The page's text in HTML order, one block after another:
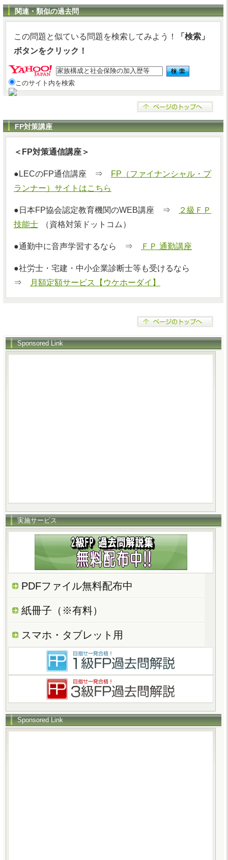
関連・類似の過去問
この問題と似ている問題を検索してみよう！
「検索」
ボタンをクリック！
このサイト内を検索
FP対策講座
＜FP対策通信講座＞
●LECのFP通信講座 ⇒
FP（ファイナンシャル・プ
ランナー）サイトはこちら
●日本FP協会認定教育機関のWEB講座 ⇒
２級ＦＰ
技能士
（資格対策ドットコム）
●通勤中に音声学習するなら ⇒ ＦＰ 通勤講座
●社労士・宅建・中小企業診断士等も受けるなら
⇒
月額定額サービス【ウケホーダイ】
Sponsored Link
実施サービス
PDFファイル無料配布中
紙冊子（※有料）
スマホ・タブレット用
Sponsored Link